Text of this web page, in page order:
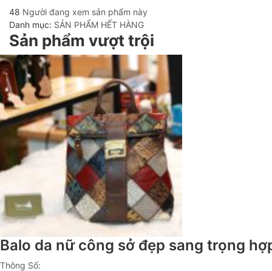
48 Người đang xem sản phẩm này
Danh mục: SẢN PHẨM HẾT HÀNG
Sản phẩm vượt trội
Balo da nữ công sở đẹp sang trọng
Thông Số: